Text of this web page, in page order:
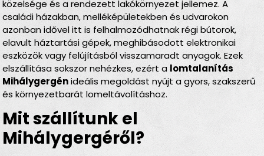
közelsége és a rendezett lakókörnyezet jellemez. A
családi házakban, melléképületekben és udvarokon
azonban idővel itt is felhalmozódhatnak régi bútorok,
elavult háztartási gépek, meghibásodott elektronikai
eszközök vagy felújításból visszamaradt anyagok. Ezek
elszállítása sokszor nehézkes, ezért a lomtalanítás
Mihálygergénideális megoldást nyújt a gyors, szakszerű
és környezetbarát lomeltávolításhoz.
Mit szállítunk el
Mihálygergéről?